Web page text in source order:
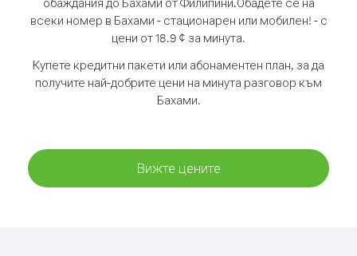
всеки номер в Бахами - стационарен или мобилен! - с
цени от 18.9 ¢ за минута.
Купете кредитни пакети или абонаментен план, за да
получите най-добрите цени на минута разговор към
Бахами.
Вижте цените